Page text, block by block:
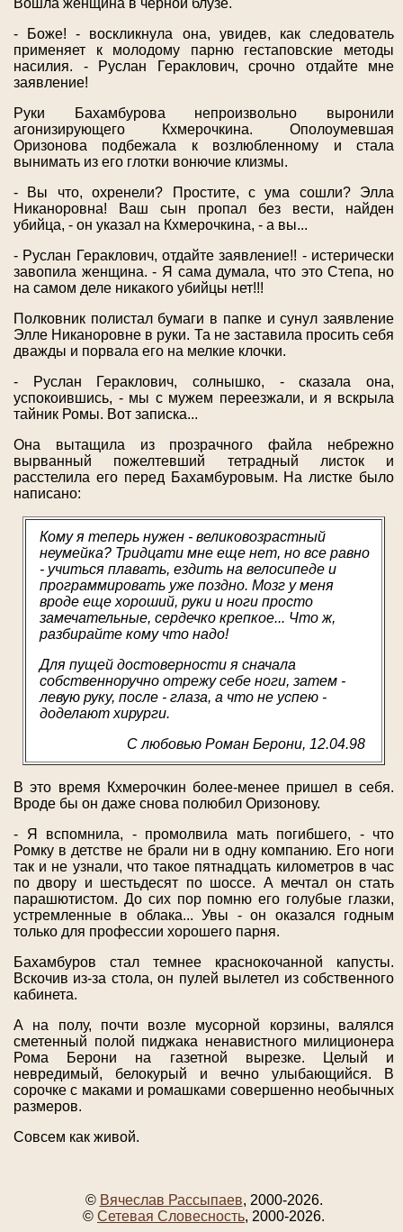
Вошла женщина в черной блузе.
- Боже! - воскликнула она, увидев, как следователь
применяет к молодому парню гестаповские методы
насилия. - Руслан Гераклович, срочно отдайте мне
заявление!
Руки Бахамбурова непроизвольно выронили
агонизирующего Кхмерочкина. Ополоумевшая
Оризонова подбежала к возлюбленному и стала
вынимать из его глотки вонючие клизмы.
- Вы что, охренели? Простите, с ума сошли? Элла
Никаноровна! Ваш сын пропал без вести, найден
убийца, - он указал на Кхмерочкина, - а вы...
- Руслан Гераклович, отдайте заявление!! - истерически
завопила женщина. - Я сама думала, что это Степа, но
на самом деле никакого убийцы нет!!!
Полковник полистал бумаги в папке и сунул заявление
Элле Никаноровне в руки. Та не заставила просить себя
дважды и порвала его на мелкие клочки.
- Руслан Гераклович, солнышко, - сказала она,
успокоившись, - мы с мужем переезжали, и я вскрыла
тайник Ромы. Вот записка...
Она вытащила из прозрачного файла небрежно
вырванный пожелтевший тетрадный листок и
расстелила его перед Бахамбуровым. На листке было
написано:
Кому я теперь нужен - великовозрастный
неумейка? Тридцати мне еще нет, но все равно
- учиться плавать, ездить на велосипеде и
программировать уже поздно. Мозг у меня
вроде еще хороший, руки и ноги просто
замечательные, сердечко крепкое... Что ж,
разбирайте кому что надо!
Для пущей достоверности я сначала
собственноручно отрежу себе ноги, затем -
левую руку, после - глаза, а что не успею -
доделают хирурги.
С любовью Роман Берони, 12.04.98
В это время Кхмерочкин более-менее пришел в себя.
Вроде бы он даже снова полюбил Оризонову.
- Я вспомнила, - промолвила мать погибшего, - что
Ромку в детстве не брали ни в одну компанию. Его ноги
так и не узнали, что такое пятнадцать километров в час
по двору и шестьдесят по шоссе. А мечтал он стать
парашютистом. До сих пор помню его голубые глазки,
устремленные в облака... Увы - он оказался годным
только для профессии хорошего парня.
Бахамбуров стал темнее краснокочанной капусты.
Вскочив из-за стола, он пулей вылетел из собственного
кабинета.
А на полу, почти возле мусорной корзины, валялся
сметенный полой пиджака ненавистного милиционера
Рома Берони на газетной вырезке. Целый и
невредимый, белокурый и вечно улыбающийся. В
сорочке с маками и ромашками совершенно необычных
размеров.
Совсем как живой.
© Вячеслав Рассыпаев, 2000-2026.
© Сетевая Словесность, 2000-2026.